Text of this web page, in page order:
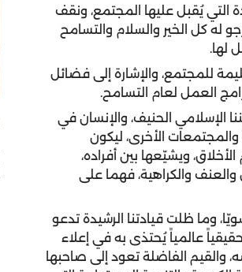
يُقبل عليها المجتمع، ونقف
له كل الخير والسلام والتسامح
لها.
للمجتمع، والإشارة إلى فضائل
العمل لعام التسامح.
الإسلامي الحنيف، والإنسان في
والمجتمعات الأخرى، ليكون
ويشيّعها بين أفراده،
والكراهية، فهما على
وما ظلت قيادتنا الرشيدة تدعو
عالمياً يُحتذى به في إعلاء
والقيم الفاضلة تعود إلى صاحبها